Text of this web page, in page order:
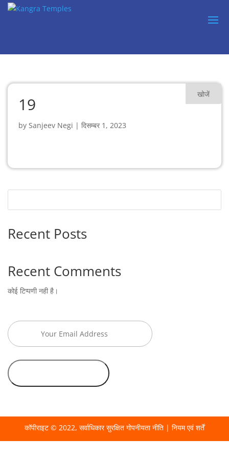
19
by Sanjeev Negi | दिसम्बर 1, 2023
खोजें
Recent Posts
Recent Comments
कोई टिप्पणी नही है।
कॉपीराइट © 2022, सर्वाधिकार सुरक्षित गोपनीयता नीति | नियम एवं शर्तें